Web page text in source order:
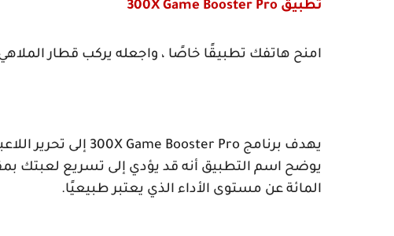
تطبيق 300X Game Booster Pro
امنح هاتفك تطبيقًا خاصًا ، واجعله يركب قطار
يهدف برنامج 300X Game Booster Pro إلى تحرير
المائة عن مستوى الأداء الذي يعتبر طبيعيًا.